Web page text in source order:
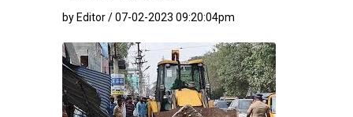
by Editor / 07-02-2023 09:20:04pm